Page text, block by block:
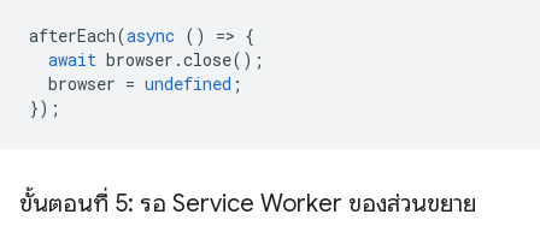
afterEach(async () => {
await browser .close();
browser = undefined ;
});
ขั้นตอนที่ 5: รอ Service Worker ของส่วนขยาย